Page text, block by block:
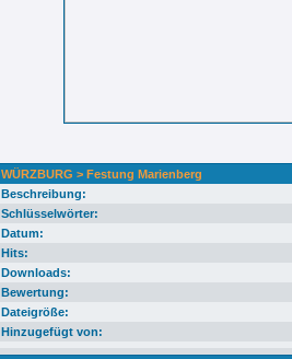
WÜRZBURG > Festung Marienberg
Beschreibung:
Schlüsselwörter:
Datum:
Hits:
Downloads:
Bewertung:
Dateigröße:
Hinzugefügt von: